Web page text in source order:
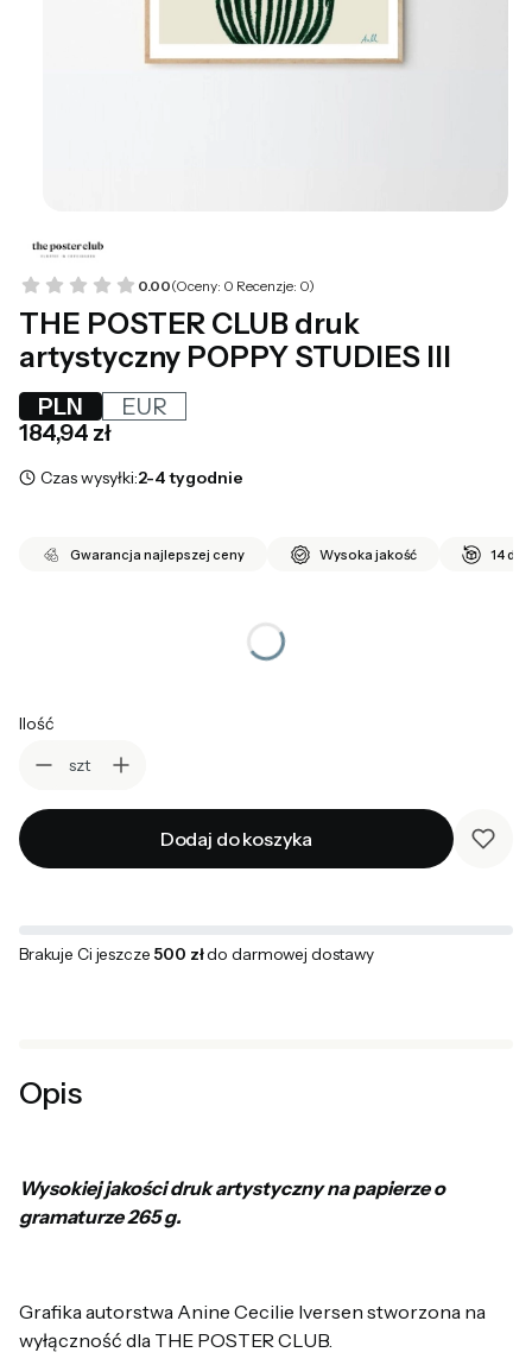
0.00(Oceny: 0 Recenzje: 0)
THE POSTER CLUB druk
artystyczny POPPY STUDIES III
PLN
EUR
Cena
184,94 zł
Czas wysyłki:2-4 tygodnie
Gwarancja najlepszej ceny Wysoka jakość 14 dni
Ilość
szt
Dodaj do koszyka
Brakuje Ci jeszcze 500 złdo darmowej dostawy
Opis
Wysokiej jakości druk artystyczny na papierze o
gramaturze 265 g.
Grafika autorstwa Anine Cecilie Iversen stworzona na
wyłączność dla THE POSTER CLUB.